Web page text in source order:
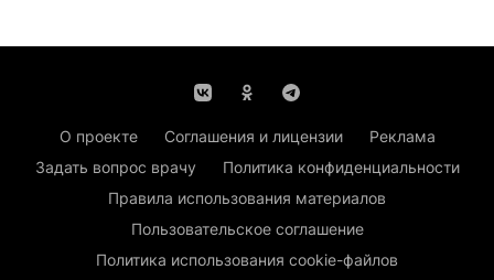
О проекте Соглашения и лицензии
Реклама
Задать вопрос врачу
Политика конфиденциальности
Правила использования материалов
Пользовательское соглашение
Политика использования cookie-файлов